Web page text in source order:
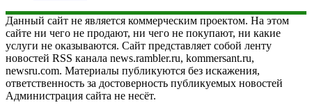
Данный сайт не является коммерческим проектом. На этом
сайте ни чего не продают, ни чего не покупают, ни какие
услуги не оказываются. Сайт представляет собой ленту
новостей RSS канала news.rambler.ru, kommersant.ru,
newsru.com. Материалы публикуются без искажения,
ответственность за достоверность публикуемых новостей
Администрация сайта не несёт.